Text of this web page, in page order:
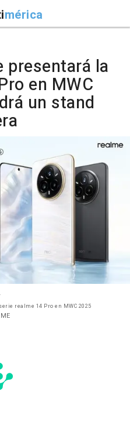
mérica
la
en MWC
un stand
realme 14 Pro en MWC 2025